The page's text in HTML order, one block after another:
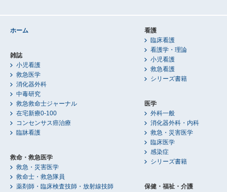
ホーム
雑誌
小児看護
救急医学
消化器外科
中毒研究
救急救命士ジャーナル
在宅新療0-100
コンセンサス癌治療
臨牀看護
救命・救急医学
救急・災害医学
救命士・救急隊員
薬剤師・臨床検査技師・放射線技師
看護
臨床看護
看護学・理論
小児看護
救急看護
シリーズ書籍
医学
外科一般
消化器外科・内科
救急・災害医学
臨床医学
感染症
シリーズ書籍
保健・福祉・介護